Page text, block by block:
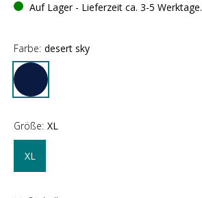
Auf Lager - Lieferzeit ca. 3-5 Werktage.
Farbe: desert sky
Größe: XL
XL